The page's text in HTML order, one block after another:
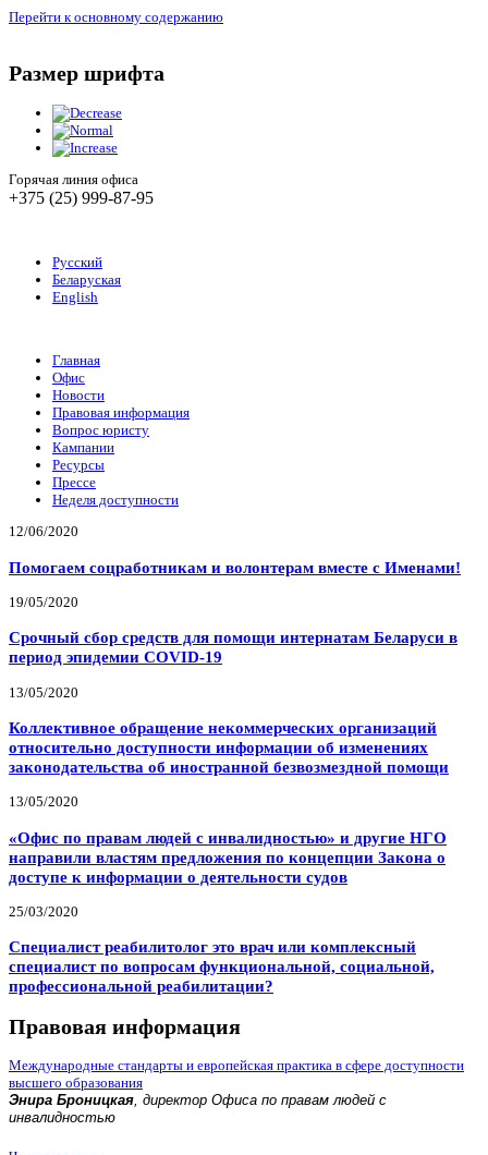
Перейти к основному содержанию
Размер шрифта
Горячая линия офиса
+375 (25) 999-87-95
Русский
Беларуская
English
Главная
Офис
Новости
Правовая информация
Вопрос юристу
Кампании
Ресурсы
Прессе
Неделя доступности
12/06/2020
Помогаем соцработникам и волонтерам вместе с Именами!
19/05/2020
Срочный сбор средств для помощи интернатам Беларуси в
период эпидемии COVID-19
13/05/2020
Коллективное обращение некоммерческих организаций
относительно доступности информации об изменениях
законодательства об иностранной безвозмездной помощи
13/05/2020
«Офис по правам людей с инвалидностью» и другие НГО
направили властям предложения по концепции Закона о
доступе к информации о деятельности судов
25/03/2020
Специалист реабилитолог это врач или комплексный
специалист по вопросам функциональной, социальной,
профессиональной реабилитации?
Правовая информация
Международные стандарты и европейская практика в сфере доступности
высшего образования
Энира Броницкая, директор Офиса по правам людей с
инвалидностью